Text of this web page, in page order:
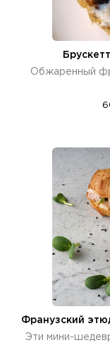
Обжаренный
Франузский
Эти мини-